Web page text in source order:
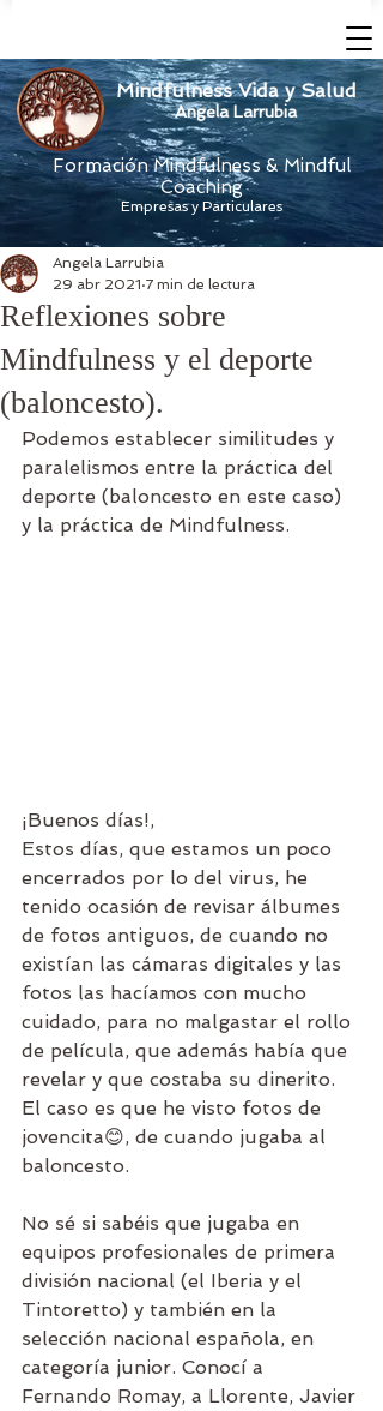
Mindfulness Vida y Salud
Angela Larrubia
Formación Mindfulness & Mindful
Coaching
Empresas y Particulares
Reflexiones sobre
Mindfulness y el deporte
(baloncesto).
Angela Larrubia
29 abr 2021 7 min de lectura
Podemos establecer similitudes y
paralelismos entre la práctica del
deporte (baloncesto en este caso)
y la práctica de Mindfulness.
¡Buenos días!,
Estos días, que estamos un poco
encerrados por lo del virus, he
tenido ocasión de revisar álbumes
de fotos antiguos, de cuando no
existían las cámaras digitales y las
fotos las hacíamos con mucho
cuidado, para no malgastar el rollo
de película, que además había que
revelar y que costaba su dinerito.
El caso es que he visto fotos de
jovencita😊, de cuando jugaba al
baloncesto.
No sé si sabéis que jugaba en
equipos profesionales de primera
división nacional (el Iberia y el
Tintoretto) y también en la
selección nacional española, en
categoría junior. Conocí a
Fernando Romay, a Llorente, Javier